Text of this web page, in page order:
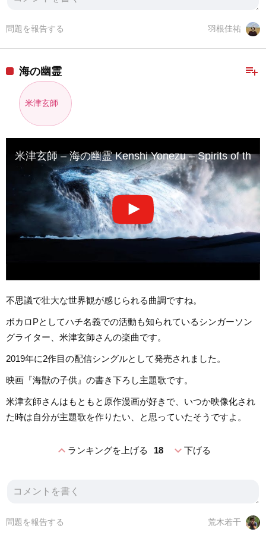
羽根佳祐
問題を報告する
playlist_add
海の幽霊
米津玄師
米津玄師 – 海の幽霊 Kenshi Yonezu – Spirits of the
不思議で壮大な世界観が感じられる曲調ですね。
ボカロPとしてハチ名義での活動も知られているシンガーソン
グライター、米津玄師さんの楽曲です。
2019年に2作目の配信シングルとして発売されました。
映画『海獣の子供』の書き下ろし主題歌です。
米津玄師さんはもともと原作漫画が好きで、いつか映像化され
た時は自分が主題歌を作りたい、と思っていたそうですよ。
expand_lessランキングを上げる 18 expand_more下げる
荒木若干
問題を報告する